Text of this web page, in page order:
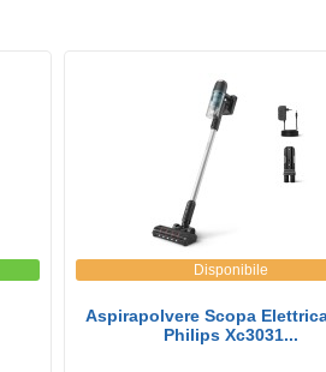
Disponibile
Aspirapolvere Scopa
Philips Xc3031...